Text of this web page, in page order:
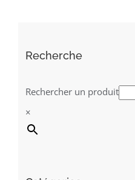
Recherche
Rechercher un produit
×